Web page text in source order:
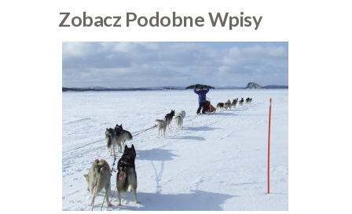
Zobacz Podobne Wpisy